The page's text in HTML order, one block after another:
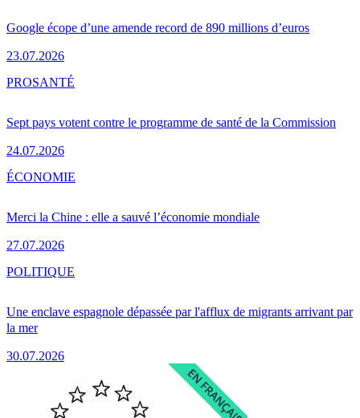
Google écope d’une amende record de 890 millions d’euros
23.07.2026
Sept pays votent contre le programme de santé de la Commission
24.07.2026
PROSANTÉ
Merci la Chine : elle a sauvé l’économie mondiale
27.07.2026
ÉCONOMIE
Une enclave espagnole dépassée par l'afflux de migrants arrivant par
la mer
30.07.2026
POLITIQUE